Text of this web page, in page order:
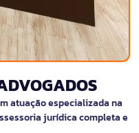
atuação especializada na
jurídica completa e